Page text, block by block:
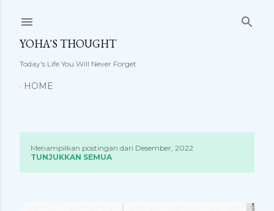
YOHA'S THOUGHT
Today's Life You Will Never Forget
HOME
Menampilkan postingan dari Desember, 2022
TUNJUKKAN SEMUA